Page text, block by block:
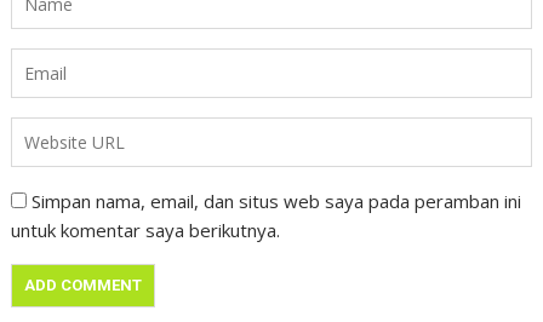
Simpan nama, email, dan situs web saya pada peramban ini
untuk komentar saya berikutnya.